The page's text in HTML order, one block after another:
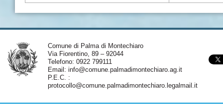
Comune di Palma di Montechiaro
Via Fiorentino, 89 – 92044
Telefono: 0922 799111
Email: info@comune.palmadimontechiaro.ag.it
P.E.C. :
protocollo@comune.palmadimontechiaro.legalmail.it